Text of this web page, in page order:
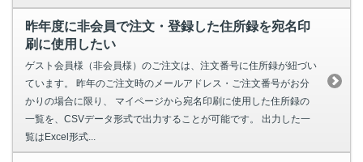
昨年度に非会員で注文・登録した住所録を宛名印
刷に使用したい
ゲスト会員様（非会員様）のご注文は、注文番号に住所録が紐づい
ています。 昨年のご注文時のメールアドレス・ご注文番号がお分
かりの場合に限り、 マイページから宛名印刷に使用した住所録の
一覧を、CSVデータ形式で出力することが可能です。 出力した一
覧はExcel形式...